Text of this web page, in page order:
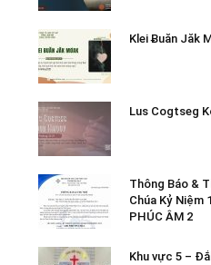
Klei Ƀuăn Jăk
Lus Cogtseg
Thông Báo &
Chúa Kỷ Niệm
PHÚC ÂM 2
Khu vực 5 –